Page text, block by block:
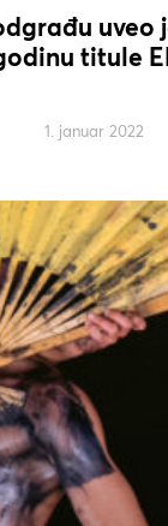
uveo
titule
1. januar 2022